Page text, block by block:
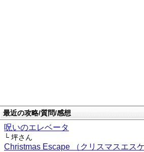
最近の攻略/質問/感想
呪いのエレベータ
└ 坪さん
Christmas Escape （クリスマスエスケ